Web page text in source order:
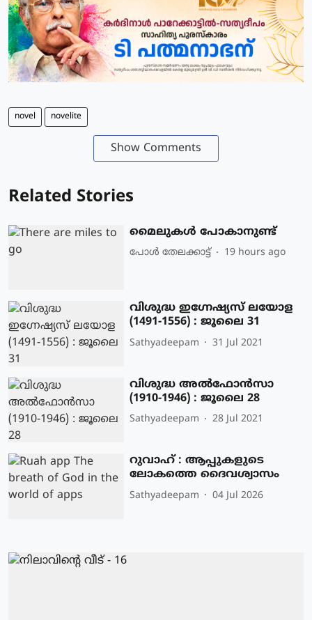
novel novelite
Show Comments
Related Stories
മൈലുകൾ പോകാനുണ്ട്
പോള്‍ തേലക്കാട്ട്‌ 19 hours ago
വിശുദ്ധ ഇഗ്നേഷ്യസ് ലയോള
(1491-1556) : ജൂലൈ 31
Sathyadeepam 31 Jul 2021
വിശുദ്ധ അല്‍ഫോന്‍സാ
(1910-1946) : ജൂലൈ 28
Sathyadeepam 28 Jul 2021
റുവാഹ് : ആപ്പുകളുടെ
ലോകത്തെ ദൈവശ്വാസം
Sathyadeepam 04 Jul 2026